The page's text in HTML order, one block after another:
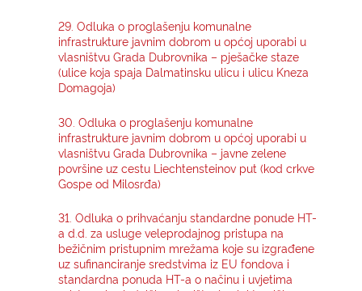
29. Odluka o proglašenju komunalne
infrastrukture javnim dobrom u općoj uporabi u
vlasništvu Grada Dubrovnika – pješačke staze
(ulice koja spaja Dalmatinsku ulicu i ulicu Kneza
Domagoja)
30. Odluka o proglašenju komunalne
infrastrukture javnim dobrom u općoj uporabi u
vlasništvu Grada Dubrovnika – javne zelene
površine uz cestu Liechtensteinov put (kod crkve
Gospe od Milosrđa)
31. Odluka o prihvaćanju standardne ponude HT-
a d.d. za usluge veleprodajnog pristupa na
bežičnim pristupnim mrežama koje su izgrađene
uz sufinanciranje sredstvima iz EU fondova i
standardna ponuda HT-a o načinu i uvjetima